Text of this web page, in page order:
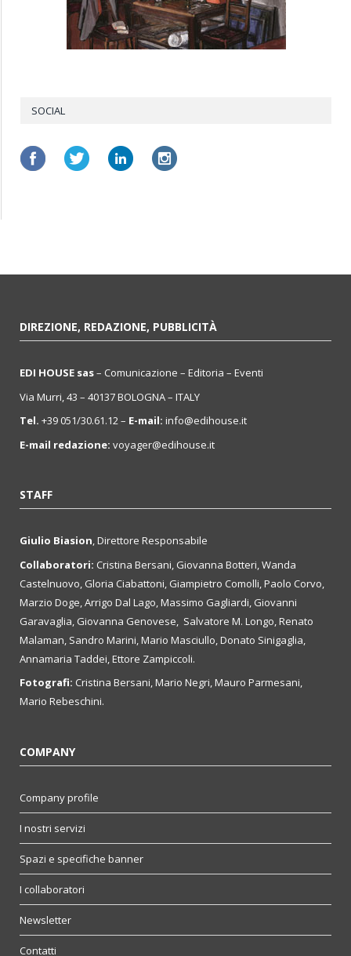
SOCIAL
DIREZIONE, REDAZIONE, PUBBLICITÀ
EDI HOUSE sas– Comunicazione – Editoria – Eventi
Via Murri, 43 – 40137 BOLOGNA – ITALY
Tel. +39 051/30.61.12 – E-mail: info@edihouse.it
E-mail redazione: voyager@edihouse.it
STAFF
Giulio Biasion, Direttore Responsabile
Collaboratori: Cristina Bersani, Giovanna Botteri, Wanda
Castelnuovo, Gloria Ciabattoni, Giampietro Comolli, Paolo Corvo,
Marzio Doge, Arrigo Dal Lago, Massimo Gagliardi, Giovanni
Garavaglia, Giovanna Genovese, Salvatore M. Longo, Renato
Malaman, Sandro Marini, Mario Masciullo, Donato Sinigaglia,
Annamaria Taddei, Ettore Zampiccoli.
Fotografi: Cristina Bersani, Mario Negri, Mauro Parmesani,
Mario Rebeschini.
COMPANY
Company profile
I nostri servizi
Spazi e specifiche banner
I collaboratori
Newsletter
Contatti